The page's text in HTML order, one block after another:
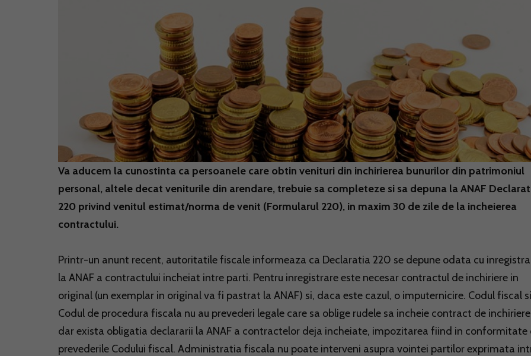
Va aducem la cunostinta ca persoanele care obtin venituri din inchirierea bunurilor din patrimoniul
personal, altele decat veniturile din arendare, trebuie sa completeze si sa depuna la ANAF
220 privind venitul estimat/norma de venit (Formularul 220), in maxim 30 de zile de la incheierea
contractului.
Printr-un anunt recent, autoritatile fiscale informeaza ca Declaratia 220 se depune odata cu
la ANAF a contractului incheiat intre parti. Pentru inregistrare este necesar contractul de inchiriere in
original (un exemplar in original va fi pastrat la ANAF) si, daca este cazul, o imputernicire. Codul fiscal si
Codul de procedura fiscala nu au prevederi legale care sa oblige rudele sa incheie contract de
dar exista obligatia declararii la ANAF a contractelor deja incheiate, impozitarea fiind in conformitate
prevederile Codului fiscal. Administratia fiscala nu poate interveni asupra vointei partilor exprimata